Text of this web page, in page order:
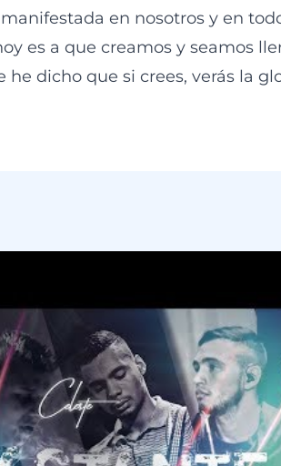
en nosotros y en
es a que creamos y seamos
he dicho que si crees, verás la